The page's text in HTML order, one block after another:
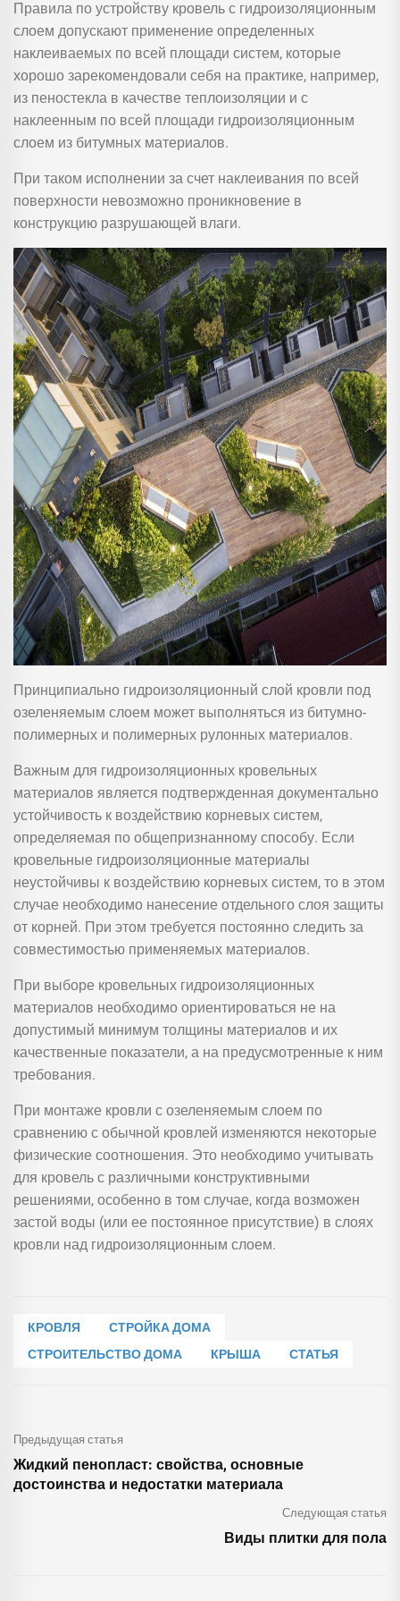
Правила по устройству кровель с гидроизоляционным
слоем допускают применение определенных
наклеиваемых по всей площади систем, которые
хорошо зарекомендовали себя на практике, например,
из пеностекла в качестве теплоизоляции и с
наклеенным по всей площади гидроизоляционным
слоем из битумных материалов.
При таком исполнении за счет наклеивания по всей
поверхности невозможно проникновение в
конструкцию разрушающей влаги.
Принципиально гидроизоляционный слой кровли под
озеленяемым слоем может выполняться из битумно-
полимерных и полимерных рулонных материалов.
Важным для гидроизоляционных кровельных
материалов является подтвержденная документально
устойчивость к воздействию корневых систем,
определяемая по общепризнанному способу. Если
кровельные гидроизоляционные материалы
неустойчивы к воздействию корневых систем, то в этом
случае необходимо нанесение отдельного слоя защиты
от корней. При этом требуется постоянно следить за
совместимостью применяемых материалов.
При выборе кровельных гидроизоляционных
материалов необходимо ориентироваться не на
допустимый минимум толщины материалов и их
качественные показатели, а на предусмотренные к ним
требования.
При монтаже кровли с озеленяемым слоем по
сравнению с обычной кровлей изменяются некоторые
физические соотношения. Это необходимо учитывать
для кровель с различными конструктивными
решениями, особенно в том случае, когда возможен
застой воды (или ее постоянное присутствие) в слоях
кровли над гидроизоляционным слоем.
КРОВЛЯ
СТРОЙКА ДОМА
СТРОИТЕЛЬСТВО ДОМА
КРЫША СТАТЬЯ
Предыдущая статья
Жидкий пенопласт: свойства, основные
достоинства и недостатки материала
Следующая статья
Виды плитки для пола